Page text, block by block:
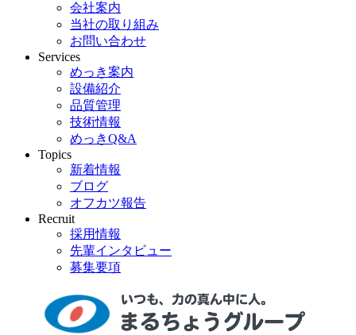
会社案内
当社の取り組み
お問い合わせ
Services
めっき案内
設備紹介
品質管理
技術情報
めっきQ&A
Topics
新着情報
ブログ
オフカツ報告
Recruit
採用情報
先輩インタビュー
募集要項